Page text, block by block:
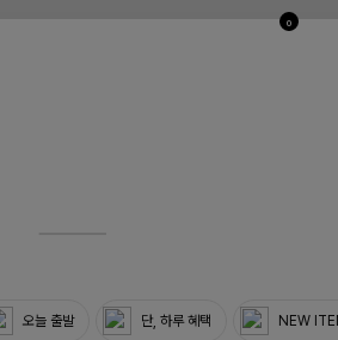
0
오늘 출발 단, 하루 혜택 NEW